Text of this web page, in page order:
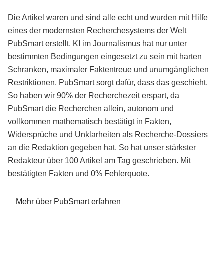
Die Artikel waren und sind alle echt und wurden mit Hilfe
eines der modernsten Recherchesystems der Welt
PubSmart erstellt. KI im Journalismus hat nur unter
bestimmten Bedingungen eingesetzt zu sein mit harten
Schranken, maximaler Faktentreue und unumgänglichen
Restriktionen. PubSmart sorgt dafür, dass das geschieht.
So haben wir 90% der Recherchezeit erspart, da
PubSmart die Recherchen allein, autonom und
vollkommen mathematisch bestätigt in Fakten,
Widersprüche und Unklarheiten als Recherche-Dossiers
an die Redaktion gegeben hat. So hat unser stärkster
Redakteur über 100 Artikel am Tag geschrieben. Mit
bestätigten Fakten und 0% Fehlerquote.
Mehr über PubSmart erfahren